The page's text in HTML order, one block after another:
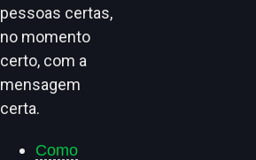
pessoas certas,
no momento
certo, com a
mensagem
certa.
Como